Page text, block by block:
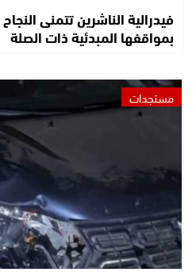
فيدرالية الناشرين تتمنى
بمواقفها المبدئية ذات الصلة
مستجدات